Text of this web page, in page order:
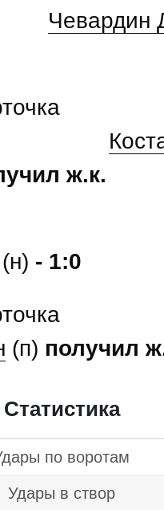
Чевардин
ж.к.
(н) - 1:0
(п) получил
Статистика
по воротам
Удары в створ